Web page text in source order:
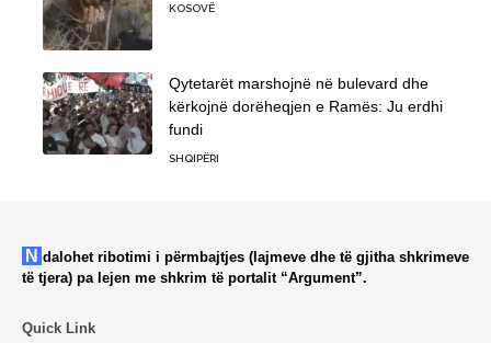
KOSOVË
Qytetarët marshojnë në bulevard dhe
kërkojnë dorëheqjen e Ramës: Ju erdhi
fundi
SHQIPËRI
Ndalohet ribotimi i përmbajtjes (lajmeve dhe të gjitha shkrimeve
të tjera) pa lejen me shkrim të portalit “Argument”.
Quick Link